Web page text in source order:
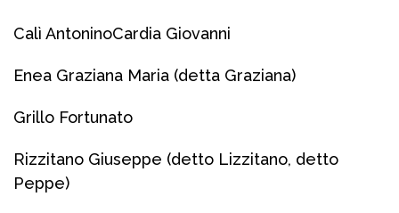
Calì AntoninoCardia Giovanni
Enea Graziana Maria (detta Graziana)
Grillo Fortunato
Rizzitano Giuseppe (detto Lizzitano, detto
Peppe)